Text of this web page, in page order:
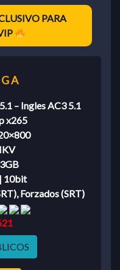
PARA
– Ingles AC3 5.1
x265
10bit
Forzados (SRT)